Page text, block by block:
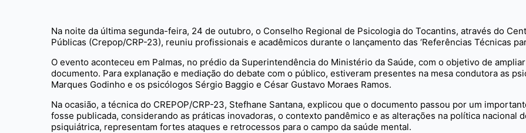
Na noite da última segunda-feira, 24 de outubro, o Conselho Regional de Psicologia do Tocantins, através do
Públicas (Crepop/CRP-23), reuniu profissionais e acadêmicos durante o lançamento das ‘Referências Técnicas
O evento aconteceu em Palmas, no prédio da Superintendência do Ministério da Saúde, com o objetivo de
documento. Para explanação e mediação do debate com o público, estiveram presentes na mesa condutora as
Marques Godinho e os psicólogos Sérgio Baggio e César Gustavo Moraes Ramos.
Na ocasião, a técnica do CREPOP/CRP-23, Stefhane Santana, explicou que o documento passou por um
fosse publicada, considerando as práticas inovadoras, o contexto pandêmico e as alterações na política nacional
psiquiátrica, representam fortes ataques e retrocessos para o campo da saúde mental.